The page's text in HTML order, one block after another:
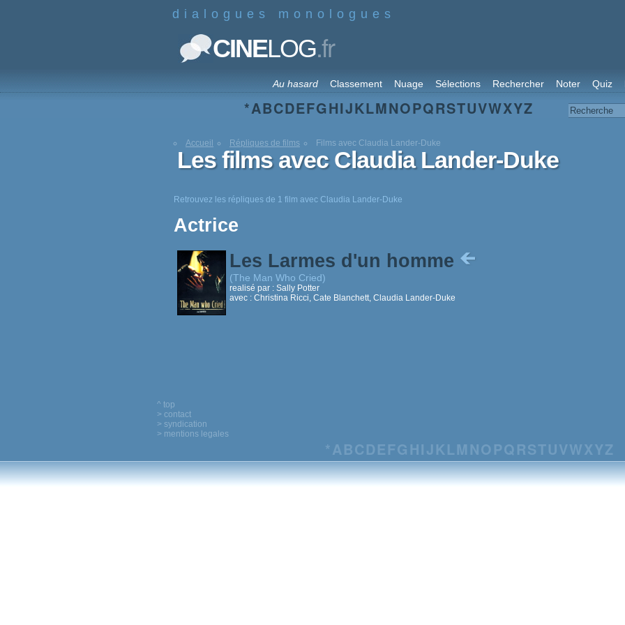
dialogues monologues
CINELOG.fr
Au hasard Classement Nuage Sélections Rechercher Noter Quiz
*ABCDEFGHIJKLMNOPQRSTUVWXYZ
Accueil Répliques de films Films avec Claudia Lander-Duke
Les films avec Claudia Lander-Duke
Retrouvez les répliques de 1 film avec Claudia Lander-Duke
Actrice
Les Larmes d'un homme
(The Man Who Cried)
realisé par : Sally Potter
avec : Christina Ricci, Cate Blanchett, Claudia Lander-Duke
^ top
> contact
> syndication
> mentions legales
*ABCDEFG HIJ KLM NO PQRSTUVWXYZ